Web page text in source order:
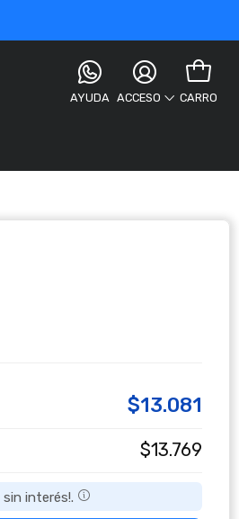
AYUDA ACCESO CARRO
$13.081
$13.769
sin interés!.